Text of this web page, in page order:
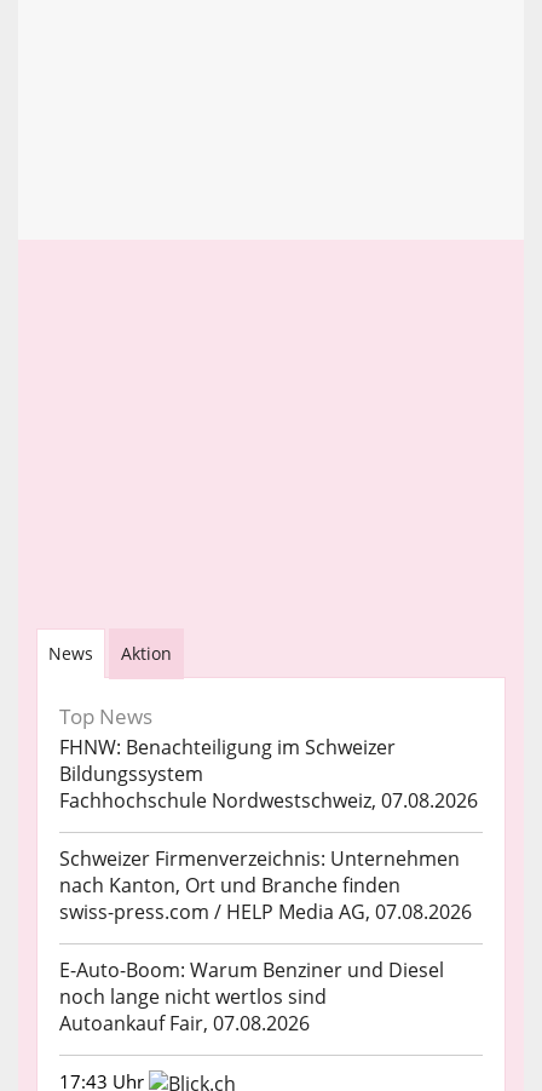
News Aktion
Top News
FHNW: Benachteiligung im Schweizer
Bildungssystem
Fachhochschule Nordwestschweiz, 07.08.2026
Schweizer Firmenverzeichnis: Unternehmen
nach Kanton, Ort und Branche finden
swiss-press.com / HELP Media AG, 07.08.2026
E-Auto-Boom: Warum Benziner und Diesel
noch lange nicht wertlos sind
Autoankauf Fair, 07.08.2026
17:43 Uhr